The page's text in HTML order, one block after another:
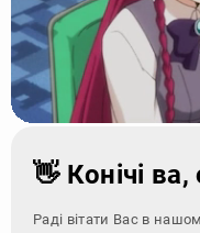
👋 Конічі
Раді вітати Вас в